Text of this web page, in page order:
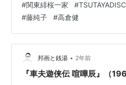
なし◆知ってる人藤純子（富司
健、若山富三郎、菅原文太伊吹
子、長門裕之、金子信雄、八名
蔵、川谷拓三、渡瀬恒彦◆顔か
ヅ子◆印象に残った人、キャラ
コーナーなし◆ミリしらコ…
#関東緋桜一家 #
#藤純子 #高倉健
邦画と銭湯 • 2年前
『車夫遊侠伝 喧嘩辰』（